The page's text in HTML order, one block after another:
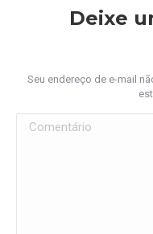
Deixe
Seu endereço de e-mail
Comentário